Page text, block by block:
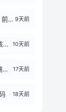
Q萌策略弹射手游【弹弹岛2】前后端全套源码+搭建教程 9天前
弹弹岛2客户端加解密工具的核心逻辑 10天前
奇迹Mu勇者大陆修复版前后端源代码+Linux手工端 17天前
18天前